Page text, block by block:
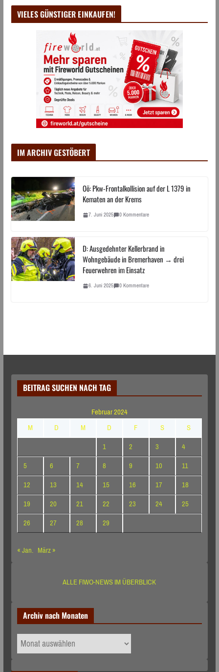
VIELES GÜNSTIGER EINKAUFEN!
IM ARCHIV GESTÖBERT
Oö: Pkw-Frontalkollision auf der L 1379 in
Kematen an der Krems
7. Juni 2025 0 Kommentare
D: Ausgedehnter Kellerbrand in
Wohngebäude in Bremerhaven → drei
Feuerwehren im Einsatz
6. Juni 2025 0 Kommentare
BEITRAG SUCHEN NACH TAG
Februar 2024
M
D M D F S
S
1
2 3
4
5
6 7 8 9 10
11
12
13 14 15 16 17
18
19
20 21 22 23 24
25
26
27 28
29
« Jan. März »
ALLE FIWO-NEWS IM ÜBERBLICK
Archiv nach Monaten
Archiv
nach